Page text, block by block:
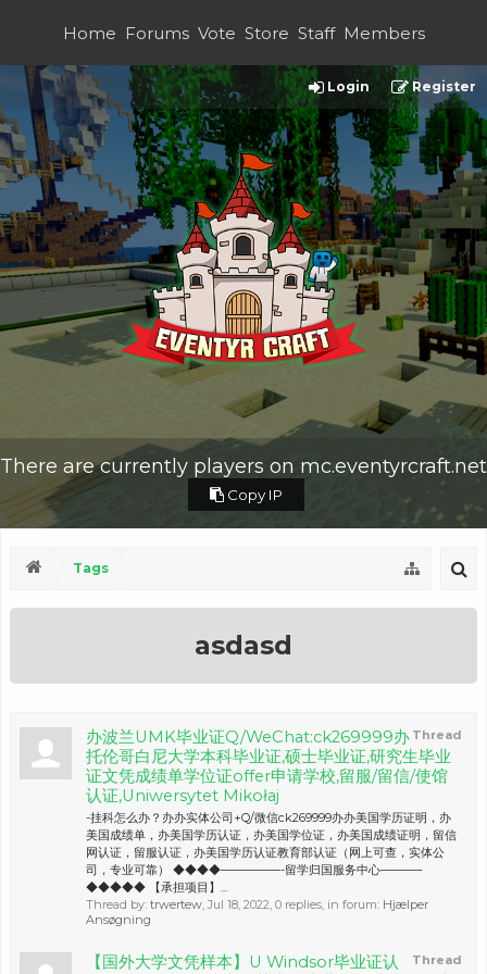
Home Forums Vote Store Staff Members
Login Register
There are currently players on mc.eventyrcraft.net
Copy IP
Tags
asdasd
Thread
办波兰UMK毕业证Q/WeChat:ck269999办
托伦哥白尼大学本科毕业证,硕士毕业证,研究生毕业
证文凭成绩单学位证offer申请学校,留服/留信/使馆
认证,Uniwersytet Mikołaj
-挂科怎么办？办办实体公司+Q/微信ck269999办办美国学历证明，办
美国成绩单，办美国学历认证，办美国学位证，办美国成绩证明，留信
网认证，留服认证，办美国学历认证教育部认证（网上可查，实体公
司，专业可靠） ◆◆◆◆—————-留学归国服务中心———–
◆◆◆◆◆ 【承担项目】...
Thread by: trwertew, Jul 18, 2022, 0 replies, in forum: Hjælper
Ansøgning
Thread
【国外大学文凭样本】U Windsor毕业证认